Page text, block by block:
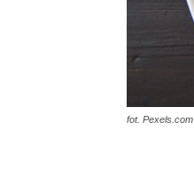
fot. Pexels.com